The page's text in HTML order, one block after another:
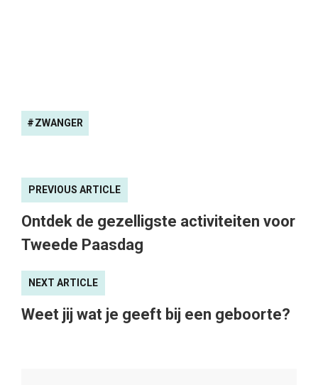
ZWANGER
PREVIOUS ARTICLE
Ontdek de gezelligste activiteiten voor
Tweede Paasdag
NEXT ARTICLE
Weet jij wat je geeft bij een geboorte?